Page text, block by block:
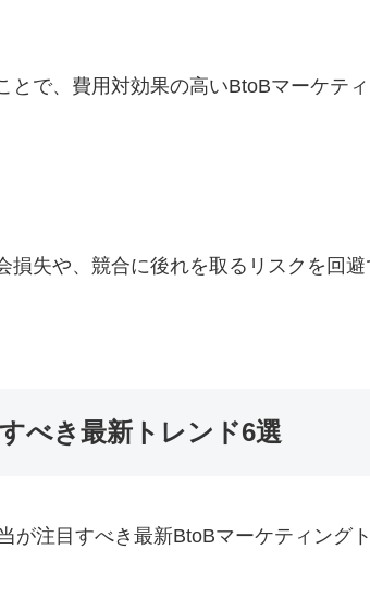
とで、費用対効果の高いBtoBマーケテ
失や、競合に後れを取るリスクを回避
べき最新トレンド6選
が注目すべき最新BtoBマーケティング